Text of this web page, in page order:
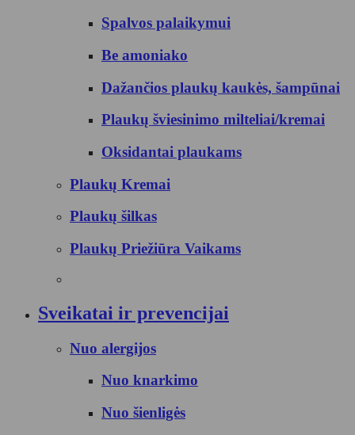
Spalvos palaikymui
Be amoniako
Dažančios plaukų kaukės, šampūnai
Plaukų šviesinimo milteliai/kremai
Oksidantai plaukams
Plaukų Kremai
Plaukų šilkas
Plaukų Priežiūra Vaikams
Sveikatai ir prevencijai
Nuo alergijos
Nuo knarkimo
Nuo šienligės